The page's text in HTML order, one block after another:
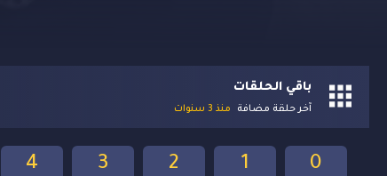
باقي الحلقات
آخر حلقة مضافة منذ 3 سنوات
4 3 2 1 0